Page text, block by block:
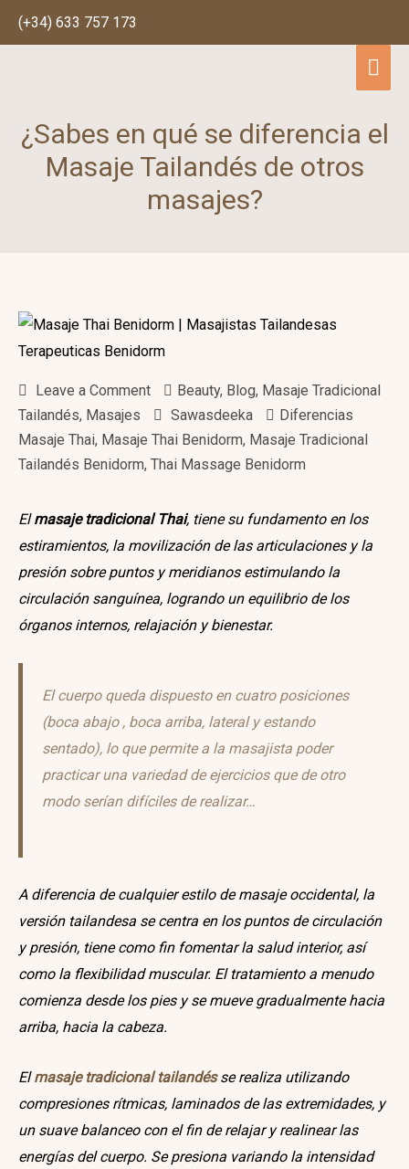
(+34) 633 757 173
¿Sabes en qué se diferencia el
Masaje Tailandés de otros
masajes?
Leave a Comment Beauty, Blog, Masaje Tradicional
Tailandés, Masajes Sawasdeeka
Diferencias
Masaje Thai, Masaje Thai Benidorm, Masaje Tradicional
Tailandés Benidorm, Thai Massage Benidorm
Elmasaje tradicional Thai, tiene su fundamento en los
estiramientos, la movilización de las articulaciones y la
presión sobre puntos y meridianos estimulando la
circulación sanguínea, logrando un equilibrio de los
órganos internos, relajación y bienestar.
El cuerpo queda dispuesto en cuatro posiciones
(boca abajo , boca arriba, lateral y estando
sentado), lo que permite a la masajista poder
practicar una variedad de ejercicios que de otro
modo serían difíciles de realizar…
A diferencia de cualquier estilo de masaje occidental, la
versión tailandesa se centra en los puntos de circulación
y presión, tiene como fin fomentar la salud interior, así
como la flexibilidad muscular. El tratamiento a menudo
comienza desde los pies y se mueve gradualmente hacia
arriba, hacia la cabeza.
Elmasaje tradicional tailandésse realiza utilizando
compresiones rítmicas, laminados de las extremidades, y
un suave balanceo con el fin de relajar y realinear las
energías del cuerpo. Se presiona variando la intensidad